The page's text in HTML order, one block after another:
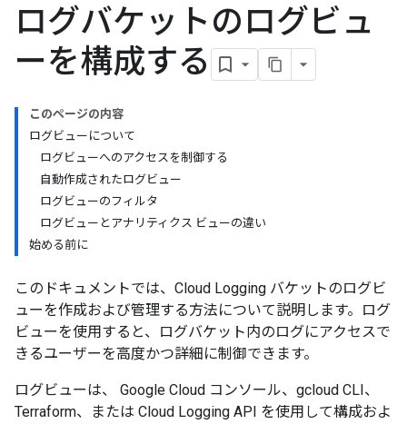
ログバケットのログビュ
ーを構成する
このページの内容
ログビューについて
ログビューへのアクセスを制御する
自動作成されたログビュー
ログビューのフィルタ
ログビューとアナリティクス ビューの違い
始める前に
このドキュメントでは、Cloud Logging バケットのログビ
ューを作成および管理する方法について説明します。ログ
ビューを使用すると、ログバケット内のログにアクセスで
きるユーザーを高度かつ詳細に制御できます。
ログビューは、 Google Cloud コンソール、gcloud CLI、
Terraform、または Cloud Logging API を使用して構成およ